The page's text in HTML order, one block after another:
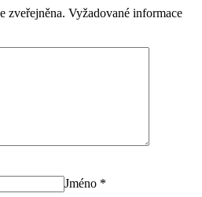
zveřejněna. Vyžadované informace
Jméno *